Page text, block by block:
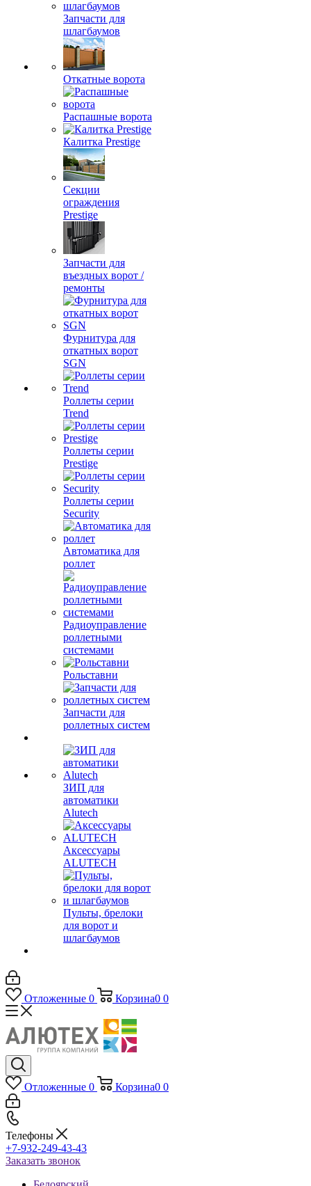
Запчасти для
шлагбаумов
Откатные ворота
Распашные ворота
Калитка Prestige
Секции
ограждения
Prestige
Запчасти для
въездных ворот /
ремонты
Фурнитура для
откатных ворот
SGN
Роллеты серии
Trend
Роллеты серии
Prestige
Роллеты серии
Security
Автоматика для
роллет
Радиоуправление
роллетными
системами
Рольставни
Запчасти для
роллетных систем
ЗИП для
автоматики
Alutech
Аксессуары
ALUTECH
Пульты, брелоки
для ворот и
шлагбаумов
Отложенные 0 Корзина0 0
Отложенные 0 Корзина0 0
Телефоны
+7-932-249-43-43
Заказать звонок